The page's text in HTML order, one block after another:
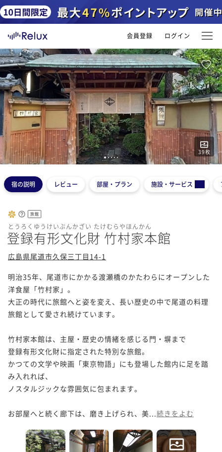
会員登録 ログイン
39枚
12345
宿の説明 レビュー 部屋・プラン 施設・サービス
旅館
とうろくゆうけいぶんかざい たけむらやほんかん
登録有形文化財 竹村家本館
広島県尾道市久保三丁目14-1
明治35年、尾道市にかかる渡瀬橋のかたわらにオープンした
洋食屋「竹村家」。
大正の時代に旅館へと姿を変え、長い歴史の中で尾道の料理
旅館として愛され続けています。
竹村家本館は、主屋・歴史の情緒を感じる門・塀まで
登録有形文化財に指定された特別な旅館。
かつての文学や映画「東京物語」にも登場した館内に足を踏
み入れれば、
ノスタルジックな雰囲気に包まれます。
お部屋へと続く廊下は、磨き上げられ、美... 続きをよむ